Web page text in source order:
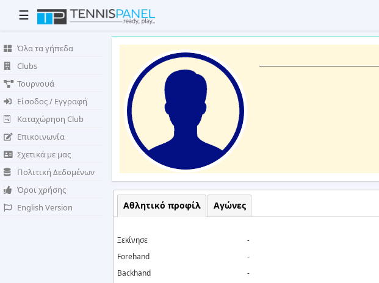
☰
Όλα τα γήπεδα
Clubs
Τουρνουά
Είσοδος / Εγγραφή
Καταχώρηση Club
Επικοινωνία
Σχετικά με μας
Πολιτική Δεδομένων
Όροι χρήσης
English Version
Αθλητικό προφίλ Αγώνες
Ξεκίνησε
-
Forehand
-
Backhand
-